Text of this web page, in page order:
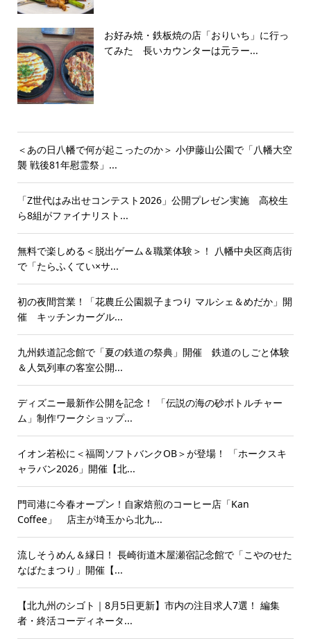
お好み焼・鉄板焼の店「おりいち」に行っ
てみた 長いカウンターは元ラー...
＜あの日八幡で何が起こったのか＞ 小伊藤山公園で「八幡大空
襲 戦後81年慰霊祭」...
「Z世代はみ出せコンテスト2026」公開プレゼン実施 高校生
ら8組がファイナリスト...
無料で楽しめる＜脱出ゲーム＆職業体験＞！ 八幡中央区商店街
で「たらふくてい×サ...
初の夜間営業！「花農丘公園親子まつり マルシェ＆めだか」開
催 キッチンカーグル...
九州鉄道記念館で「夏の鉄道の祭典」開催 鉄道のしごと体験
＆人気列車の客室公開...
ディズニー最新作公開を記念！ 「伝説の海の砂ボトルチャー
ム」制作ワークショップ...
イオン若松に＜福岡ソフトバンクOB＞が登場！ 「ホークスキ
ャラバン2026」開催【北...
門司港に今春オープン！自家焙煎のコーヒー店「Kan
Coffee」 店主が埼玉から北九...
流しそうめん＆縁日！ 長崎街道木屋瀬宿記念館で「こやのせた
なばたまつり」開催【...
【北九州のシゴト｜8月5日更新】市内の注目求人7選！ 編集
者・終活コーディネータ...